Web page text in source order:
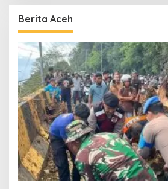
Berita Aceh